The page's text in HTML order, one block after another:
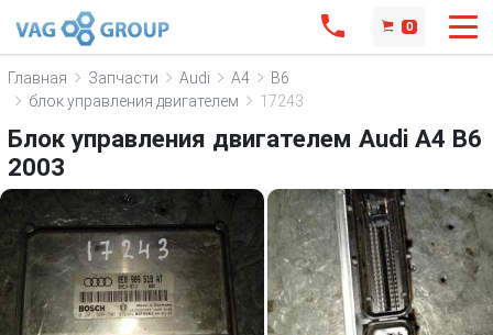
0
Главная Запчасти Audi A4
B6
блок управления двигателем
17243
Блок управления двигателем Audi A4 B6
2003